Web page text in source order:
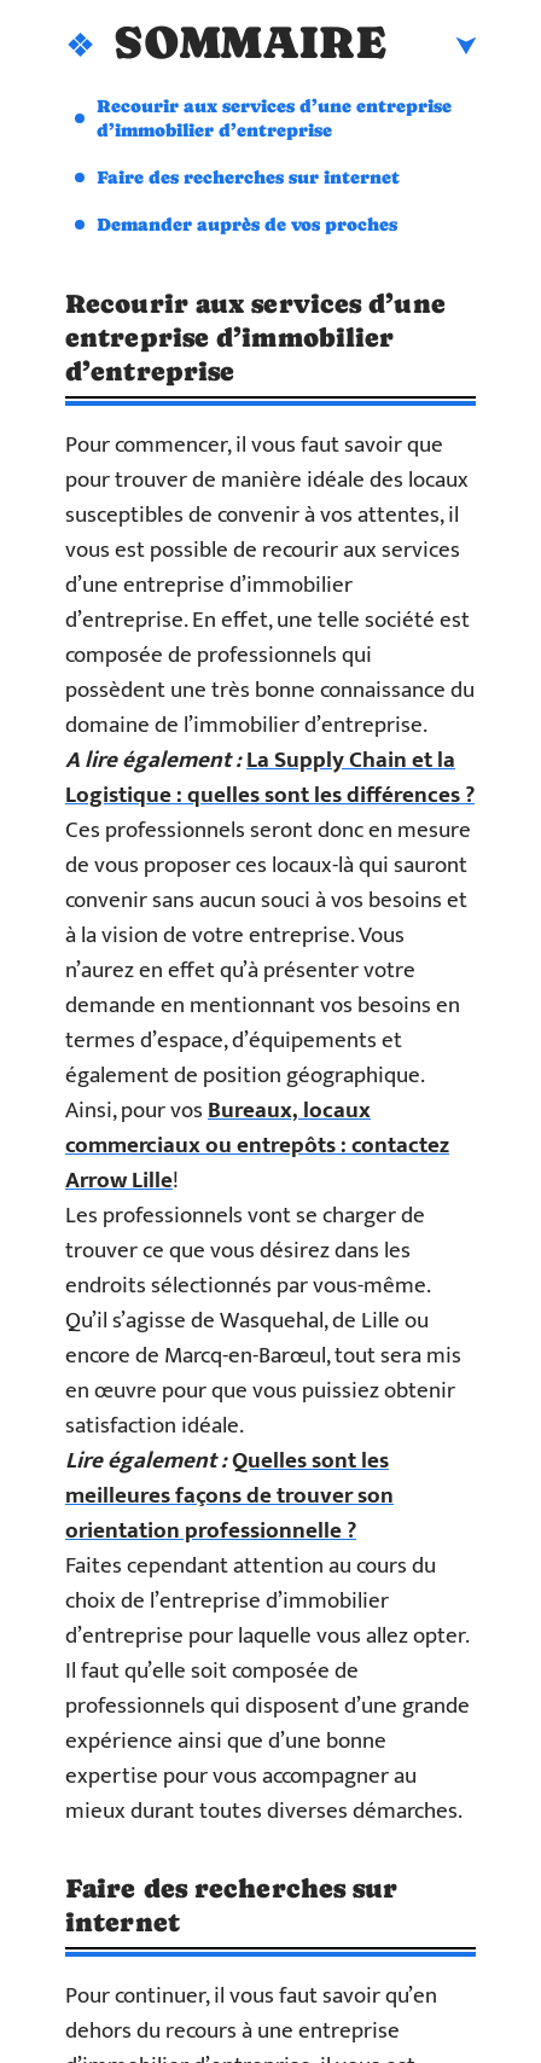
SOMMAIRE
Recourir aux services d’une entreprise
d’immobilier d’entreprise
Faire des recherches sur internet
Demander auprès de vos proches
Recourir aux services d’une
entreprise d’immobilier
d’entreprise
Pour commencer, il vous faut savoir que
pour trouver de manière idéale des locaux
susceptibles de convenir à vos attentes, il
vous est possible de recourir aux services
d’une entreprise d’immobilier
d’entreprise. En effet, une telle société est
composée de professionnels qui
possèdent une très bonne connaissance du
domaine de l’immobilier d’entreprise.
A lire également :La Supply Chain et la
Logistique : quelles sont les différences ?
Ces professionnels seront donc en mesure
de vous proposer ces locaux-là qui sauront
convenir sans aucun souci à vos besoins et
à la vision de votre entreprise. Vous
n’aurez en effet qu’à présenter votre
demande en mentionnant vos besoins en
termes d’espace, d’équipements et
également de position géographique.
Ainsi, pour vosBureaux, locaux
commerciaux ou entrepôts : contactez
Arrow Lille!
Les professionnels vont se charger de
trouver ce que vous désirez dans les
endroits sélectionnés par vous-même.
Qu’il s’agisse de Wasquehal, de Lille ou
encore de Marcq-en-Barœul, tout sera mis
en œuvre pour que vous puissiez obtenir
satisfaction idéale.
Lire également :Quelles sont les
meilleures façons de trouver son
orientation professionnelle ?
Faites cependant attention au cours du
choix de l’entreprise d’immobilier
d’entreprise pour laquelle vous allez opter.
Il faut qu’elle soit composée de
professionnels qui disposent d’une grande
expérience ainsi que d’une bonne
expertise pour vous accompagner au
mieux durant toutes diverses démarches.
Faire des recherches sur
internet
Pour continuer, il vous faut savoir qu’en
dehors du recours à une entreprise